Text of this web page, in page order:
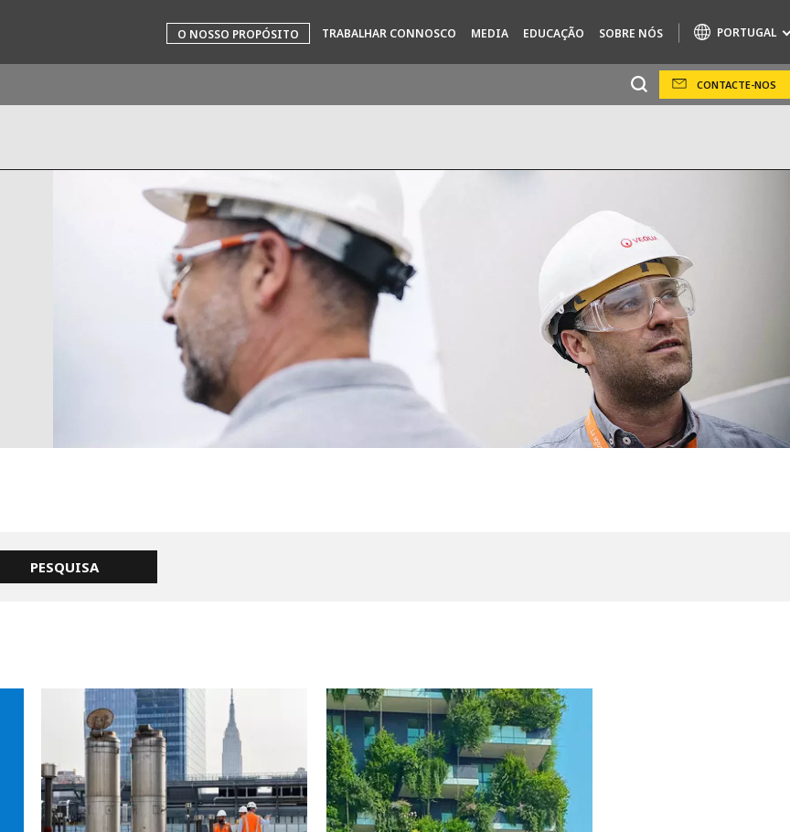
O NOSSO PROPÓSITO TRABALHAR CONNOSCO MEDIA EDUCAÇÃO SOBRE NÓS PORTUGAL
NORTH AMERICA
ÁFRICA E ORIENTE MÉDIO
ÁSIA
ENGINEERING & CONSULTING
HAZARDOUS WASTE EUROPE
INDÚSTRIAS DE SOLUÇÕES GLOBAIS
SOLUÇÕES NUCLEARES
VEOLIA AGRICULTURE
WATER TECHNOLOGIES
CONTACTE-NOS